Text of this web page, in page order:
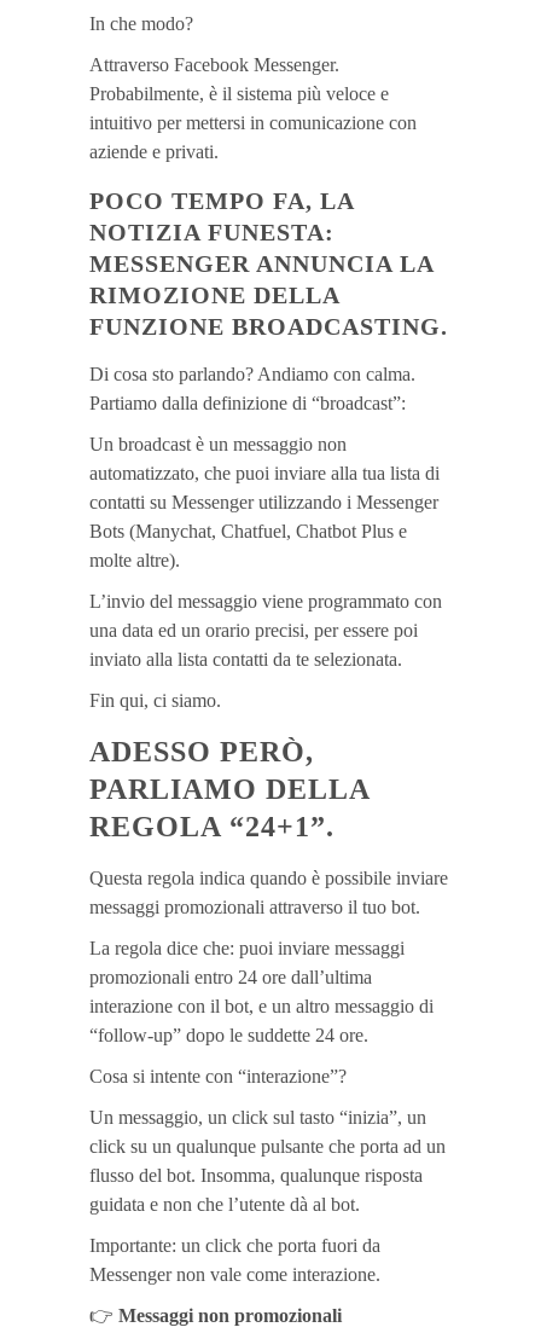
In che modo?
Attraverso Facebook Messenger.
Probabilmente, è il sistema più veloce e
intuitivo per mettersi in comunicazione con
aziende e privati.
POCO TEMPO FA, LA
NOTIZIA FUNESTA:
MESSENGER ANNUNCIA LA
RIMOZIONE DELLA
FUNZIONE BROADCASTING.
Di cosa sto parlando? Andiamo con calma.
Partiamo dalla definizione di “broadcast”:
Un broadcast è un messaggio non
automatizzato, che puoi inviare alla tua lista di
contatti su Messenger utilizzando i Messenger
Bots (Manychat, Chatfuel, Chatbot Plus e
molte altre).
L’invio del messaggio viene programmato con
una data ed un orario precisi, per essere poi
inviato alla lista contatti da te selezionata.
Fin qui, ci siamo.
ADESSO PERÒ,
PARLIAMO DELLA
REGOLA “24+1”.
Questa regola indica quando è possibile inviare
messaggi promozionali attraverso il tuo bot.
La regola dice che: puoi inviare messaggi
promozionali entro 24 ore dall’ultima
interazione con il bot, e un altro messaggio di
“follow-up” dopo le suddette 24 ore.
Cosa si intente con “interazione”?
Un messaggio, un click sul tasto “inizia”, un
click su un qualunque pulsante che porta ad un
flusso del bot. Insomma, qualunque risposta
guidata e non che l’utente dà al bot.
Importante: un click che porta fuori da
Messenger non vale come interazione.
👉 Messaggi non promozionali